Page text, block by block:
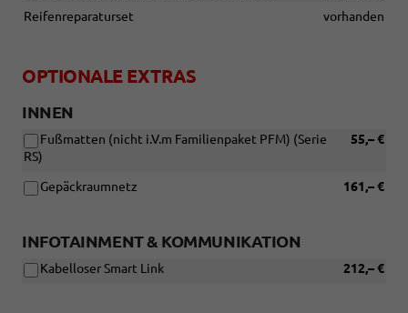
Reifenreparaturset
vorhanden
OPTIONALE EXTRAS
INNEN
55,– €
Fußmatten (nicht i.V.m Familienpaket PFM) (Serie
RS)
161,– €
Gepäckraumnetz
INFOTAINMENT & KOMMUNIKATION
212,– €
Kabelloser Smart Link